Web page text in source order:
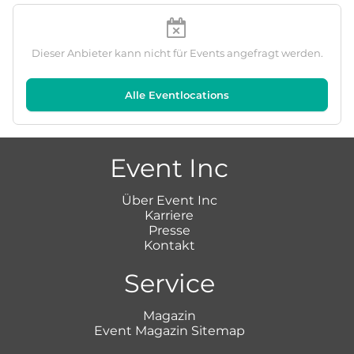
Dieser Anbieter kann nicht für Events angefragt werden.
Alle Eventlocations
Event Inc
Über Event Inc
Karriere
Presse
Kontakt
Service
Magazin
Event Magazin Sitemap